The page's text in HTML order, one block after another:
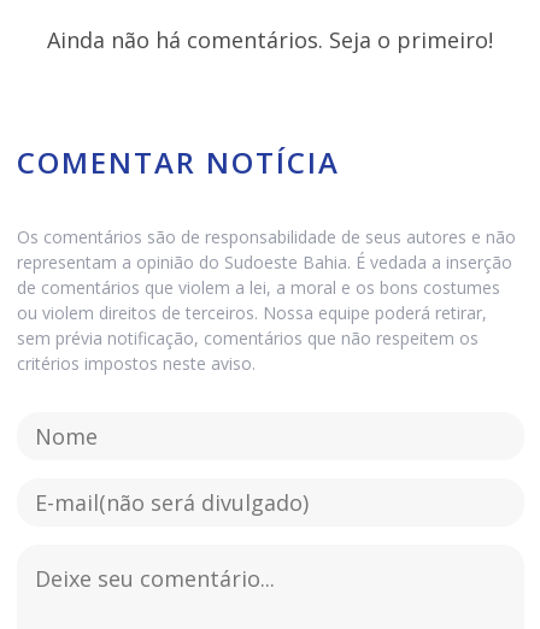
Ainda não há comentários. Seja o primeiro!
COMENTAR NOTÍCIA
Os comentários são de responsabilidade de seus autores e não
representam a opinião do Sudoeste Bahia. É vedada a inserção
de comentários que violem a lei, a moral e os bons costumes
ou violem direitos de terceiros. Nossa equipe poderá retirar,
sem prévia notificação, comentários que não respeitem os
critérios impostos neste aviso.